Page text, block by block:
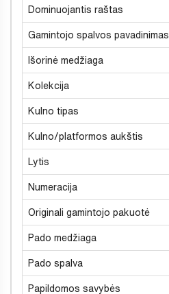
Dominuojantis raštas
Gamintojo spalvos pavadinimas
Išorinė medžiaga
Kolekcija
Kulno tipas
Kulno/platformos aukštis
Lytis
Numeracija
Originali gamintojo pakuotė
Pado medžiaga
Pado spalva
Papildomos savybės